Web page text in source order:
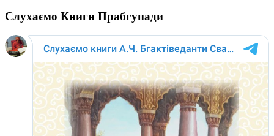
Слухаємо Книги Прабгупади